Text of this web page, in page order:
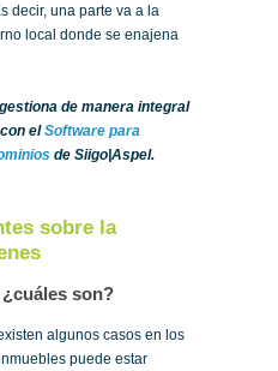
decir, una parte va a la
local donde se enajena
de manera integral
elSoftware para
de Siigo|Aspel.
sobre la
son?
algunos casos en los
puede estar